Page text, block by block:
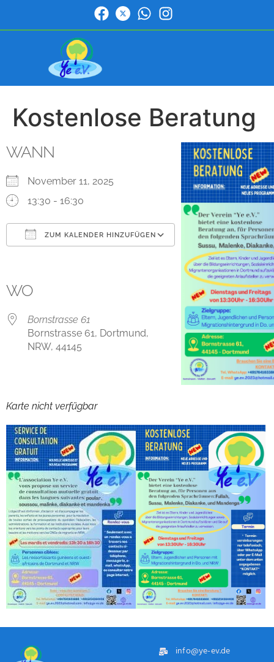
Kostenlose Beratung
WANN
November 11, 2025
13:30 - 16:30
ZUM KALENDER HINZUFÜGEN
Outlook Live
WO
Bornstrasse 61
Bornstrasse 61, Dortmund,
NRW, 44145
Karte nicht verfügbar
info@ye-ev.de